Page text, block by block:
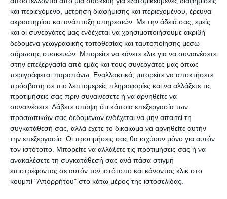
και περιεχόμενο, μέτρηση διαφήμισης και περιεχομένου, έρευνα
ακροατηρίου και ανάπτυξη υπηρεσιών. Με την άδειά σας, εμείς
και οι συνεργάτες μας ενδέχεται να χρησιμοποιήσουμε ακριβή
δεδομένα γεωγραφικής τοποθεσίας και ταυτοποίησης μέσω
σάρωσης συσκευών. Μπορείτε να κάνετε κλικ για να συναινέσετε
στην επεξεργασία από εμάς και τους συνεργάτες μας όπως
περιγράφεται παραπάνω. Εναλλακτικά, μπορείτε να αποκτήσετε
πρόσβαση σε πιο λεπτομερείς πληροφορίες και να αλλάξετε τις
προτιμήσεις σας πριν συναινέσετε ή να αρνηθείτε να
συναινέσετε. Λάβετε υπόψη ότι κάποια επεξεργασία των
προσωπικών σας δεδομένων ενδέχεται να μην απαιτεί τη
συγκατάθεσή σας, αλλά έχετε το δικαίωμα να αρνηθείτε αυτήν
την επεξεργασία. Οι προτιμήσεις σας θα ισχύουν μόνο για αυτόν
τον ιστότοπο. Μπορείτε να αλλάξετε τις προτιμήσεις σας ή να
ανακαλέσετε τη συγκατάθεσή σας ανά πάσα στιγμή
επιστρέφοντας σε αυτόν τον ιστότοπο και κάνοντας κλικ στο
κουμπί "Απορρήτου" στο κάτω μέρος της ιστοσελίδας.
μέχρι τώρα, κάθε αναπτυξιακή προσπάθεια στη
χώρα.
Το μεσημέρι, συναντήθηκε με τον Πρόεδρο της
ΔΕΥΑ Κέρκυρας Σπύρο Μουζακίτη, με τον οποίο
εξέτασαν θέματα της δημοτικής επιχείρησης.
Το απόγευμα, της ίδιας ημέρας, ο κ. Αγγελάκας
δέχτηκε στα γραφεία της Αποκεντρωμένης
Διοίκησης τον Αντιδήμαρχο Τεχνικών Υπηρεσιών
& Προγραμματισμού του Δήμου Κερκυραίων,
Γεώργιο Πανταζή, τον Πρόεδρο του Δημοτικού
Συμβουλίου, Γιάννη Ρίγγα και το Γενικό Γραμματέα